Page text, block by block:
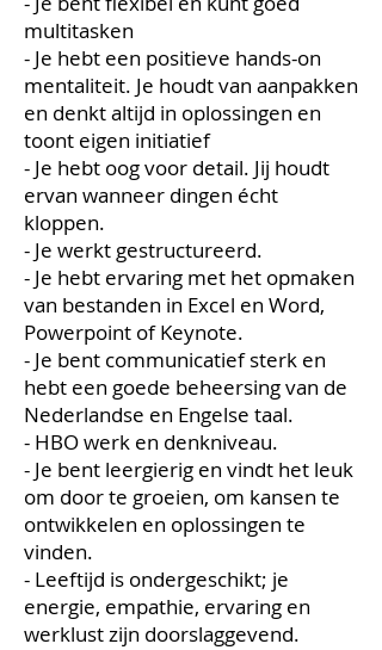
multitasken
- Je hebt een positieve hands-on
mentaliteit. Je houdt van aanpakken
en denkt altijd in oplossingen en
toont eigen initiatief
- Je hebt oog voor detail. Jij houdt
ervan wanneer dingen écht
kloppen.
- Je werkt gestructureerd.
- Je hebt ervaring met het opmaken
van bestanden in Excel en Word,
Powerpoint of Keynote.
- Je bent communicatief sterk en
hebt een goede beheersing van de
Nederlandse en Engelse taal.
- HBO werk en denkniveau.
- Je bent leergierig en vindt het leuk
om door te groeien, om kansen te
ontwikkelen en oplossingen te
vinden.
- Leeftijd is ondergeschikt; je
energie, empathie, ervaring en
werklust zijn doorslaggevend.